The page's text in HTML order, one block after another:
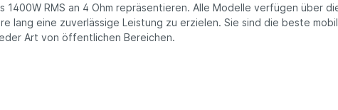
RMS an 4 Ohm repräsentieren. Alle Modelle verfügen über
eine zuverlässige Leistung zu erzielen. Sie sind die beste
Art von öffentlichen Bereichen.